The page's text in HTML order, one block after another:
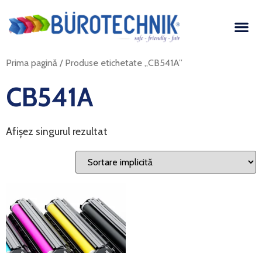
Prima pagină / Produse etichetate „CB541A”
CB541A
Afișez singurul rezultat